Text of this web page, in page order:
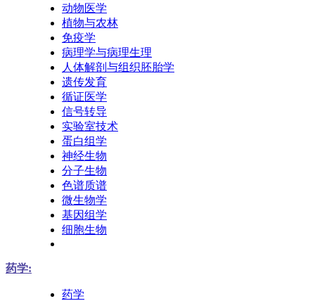
动物医学
植物与农林
免疫学
病理学与病理生理
人体解剖与组织胚胎学
遗传发育
循证医学
信号转导
实验室技术
蛋白组学
神经生物
分子生物
色谱质谱
微生物学
基因组学
细胞生物
药学:
药学